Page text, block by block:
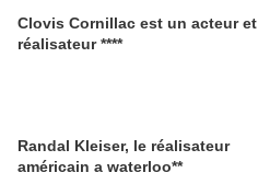
Clovis Cornillac est un acteur et
réalisateur ****
Randal Kleiser, le réalisateur
américain a waterloo**